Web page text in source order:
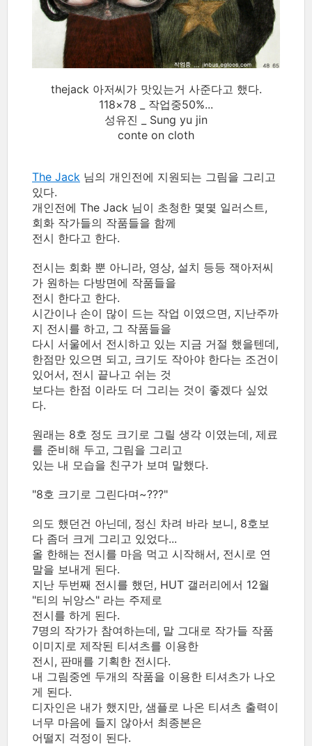
thejack 아저씨가 맛있는거 사준다고 했다.
118×78 _ 작업중50%...
성유진 _ Sung yu jin
conte on cloth
The Jack 님의 개인전에 지원되는 그림을 그리고
있다.
개인전에 The Jack 님이 초청한 몇몇 일러스트,
회화 작가들의 작품들을 함께
전시 한다고 한다.
전시는 회화 뿐 아니라, 영상, 설치 등등 잭아저씨
가 원하는 다방면에 작품들을
전시 한다고 한다.
시간이나 손이 많이 드는 작업 이였으면, 지난주까
지 전시를 하고, 그 작품들을
다시 서울에서 전시하고 있는 지금 거절 했을텐데,
한점만 있으면 되고, 크기도 작아야 한다는 조건이
있어서, 전시 끝나고 쉬는 것
보다는 한점 이라도 더 그리는 것이 좋겠다 싶었
다.
원래는 8호 정도 크기로 그릴 생각 이였는데, 제료
를 준비해 두고, 그림을 그리고
있는 내 모습을 친구가 보며 말했다.
"8호 크기로 그린다며~???"
의도 했던건 아닌데, 정신 차려 바라 보니, 8호보
다 좀더 크게 그리고 있었다...
올 한해는 전시를 마음 먹고 시작해서, 전시로 연
말을 보내게 된다.
지난 두번째 전시를 했던, HUT 갤러리에서 12월
"티의 뉘앙스" 라는 주제로
전시를 하게 된다.
7명의 작가가 참여하는데, 말 그대로 작가들 작품
이미지로 제작된 티셔츠를 이용한
전시, 판매를 기획한 전시다.
내 그림중엔 두개의 작품을 이용한 티셔츠가 나오
게 된다.
디자인은 내가 했지만, 샘플로 나온 티셔츠 출력이
너무 마음에 들지 않아서 최종본은
어떨지 걱정이 된다.